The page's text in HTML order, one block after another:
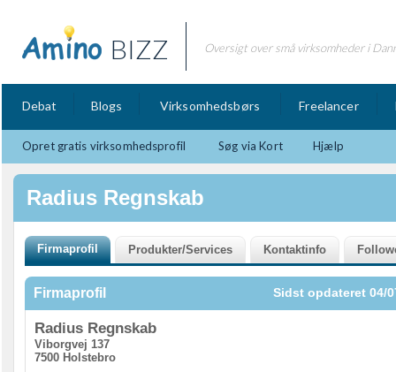
BIZZ Oversigt over små virksomheder i
Debat Blogs Virksomhedsbørs Freelancer
Opret gratis virksomhedsprofil Søg via Kort Hjælp
Radius Regnskab
Firmaprofil Sidst opdateret 04/
Radius Regnskab
Viborgvej 137
7500 Holstebro